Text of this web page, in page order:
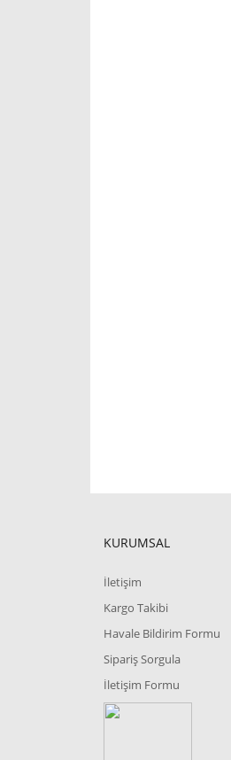
KURUMSAL
İletişim
Kargo Takibi
Havale Bildirim Formu
Sipariş Sorgula
İletişim Formu